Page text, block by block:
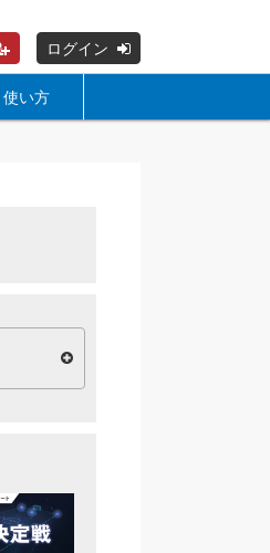
ログイン
使い方